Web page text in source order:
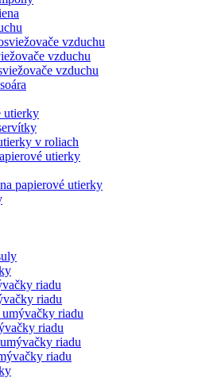
vzduchu
vzduchu
vzduchu
utierky
v roliach
utierky
papierové utierky
riadu
riadu
riadu
riadu
riadu
riadu